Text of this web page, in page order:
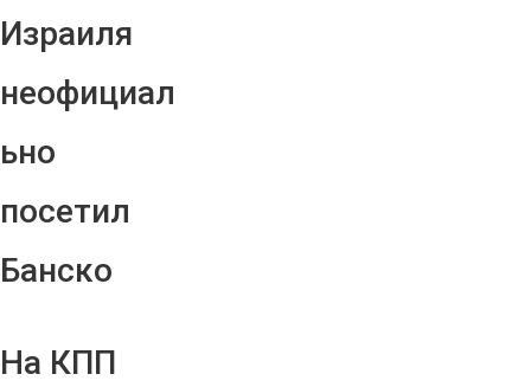
Израиля
неофициал
ьно
посетил
Банско
На КПП